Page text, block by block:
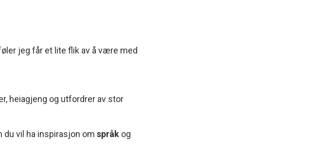
jeg får et lite flik av å være med
heiagjeng og utfordrer av stor
du vil ha inspirasjon om språk og